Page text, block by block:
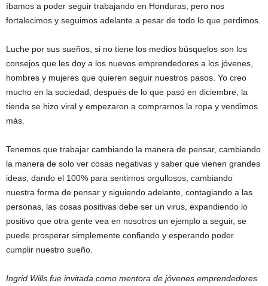
íbamos a poder seguir trabajando en Honduras, pero nos
fortalecimos y seguimos adelante a pesar de todo lo que perdimos.
Luche por sus sueños, si no tiene los medios búsquelos son los
consejos que les doy a los nuevos emprendedores a los jóvenes,
hombres y mujeres que quieren seguir nuestros pasos. Yo creo
mucho en la sociedad, después de lo que pasó en diciembre, la
tienda se hizo viral y empezaron a comprarnos la ropa y vendimos
más.
Tenemos que trabajar cambiando la manera de pensar, cambiando
la manera de solo ver cosas negativas y saber que vienen grandes
ideas, dando el 100% para sentirnos orgullosos, cambiando
nuestra forma de pensar y siguiendo adelante, contagiando a las
personas, las cosas positivas debe ser un virus, expandiendo lo
positivo que otra gente vea en nosotros un ejemplo a seguir, se
puede prosperar simplemente confiando y esperando poder
cumplir nuestro sueño.
Ingrid Wills fue invitada como mentora de jóvenes emprendedores